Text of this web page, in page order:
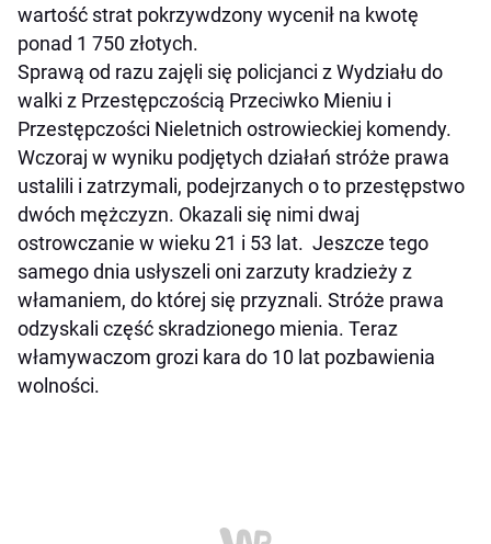
wartość strat pokrzywdzony wycenił na kwotę
ponad 1 750 złotych.
Sprawą od razu zajęli się policjanci z Wydziału do
walki z Przestępczością Przeciwko Mieniu i
Przestępczości Nieletnich ostrowieckiej komendy.
Wczoraj w wyniku podjętych działań stróże prawa
ustalili i zatrzymali, podejrzanych o to przestępstwo
dwóch mężczyzn. Okazali się nimi dwaj
ostrowczanie w wieku 21 i 53 lat. Jeszcze tego
samego dnia usłyszeli oni zarzuty kradzieży z
włamaniem, do której się przyznali. Stróże prawa
odzyskali część skradzionego mienia. Teraz
włamywaczom grozi kara do 10 lat pozbawienia
wolności.